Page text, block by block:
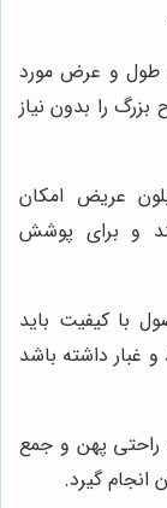
طول و عرض مورد
را بدون نیاز
عریض امکان
و برای پوشش
با کیفیت باید
غبار داشته باشد
راحتی پهن و جمع
گیرد.